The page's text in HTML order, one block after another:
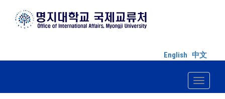
English 中文
Toggle